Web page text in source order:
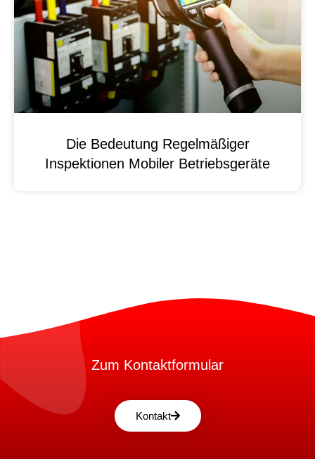
Die Bedeutung Regelmäßiger
Inspektionen Mobiler Betriebsgeräte
Zum Kontaktformular
Kontakt